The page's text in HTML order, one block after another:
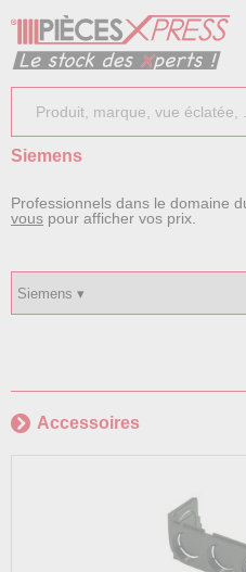
Siemens
Professionnels dans le domaine
vous pour afficher vos prix.
Accessoires